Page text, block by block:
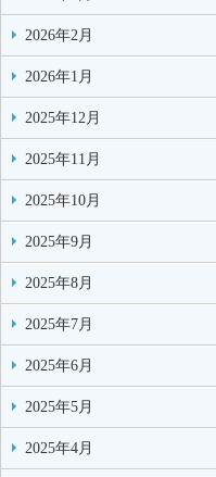
2026年2月
2026年1月
2025年12月
2025年11月
2025年10月
2025年9月
2025年8月
2025年7月
2025年6月
2025年5月
2025年4月